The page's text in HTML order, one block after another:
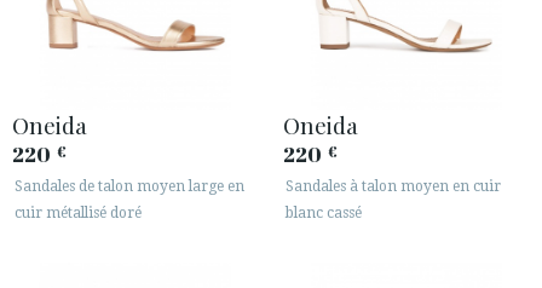
Oneida
220 €
Sandales de talon moyen large en
cuir métallisé doré
Oneida
220 €
Sandales à talon moyen en cuir
blanc cassé